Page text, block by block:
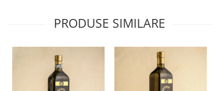
PRODUSE SIMILARE